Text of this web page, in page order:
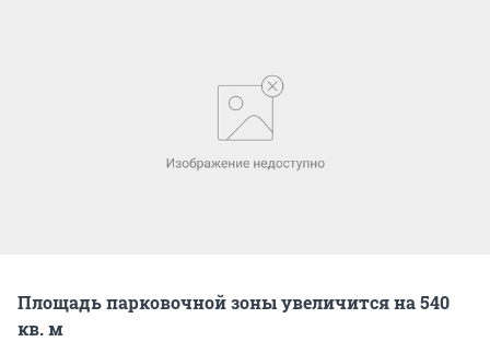
Площадь парковочной зоны увеличится на 540
кв. м